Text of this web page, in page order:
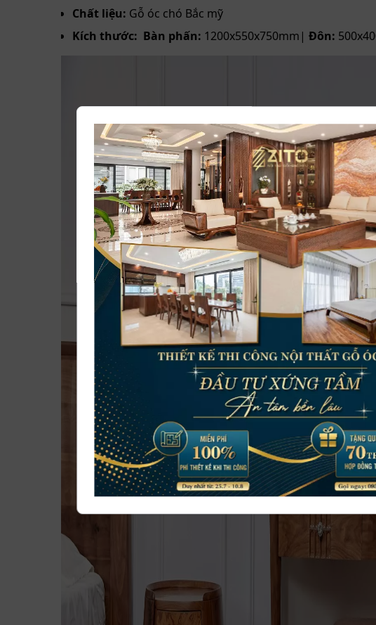
Chất liệu: Gỗ óc chó Bắc mỹ
Kích thước: Bàn phấn: 1200x550x750mm| Đôn: